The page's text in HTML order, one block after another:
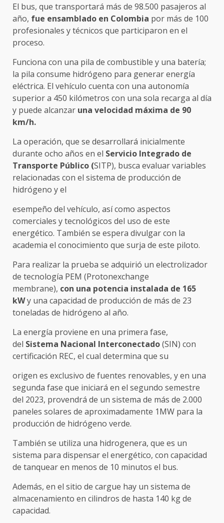
El bus, que transportará más de 98.500 pasajeros al
año, fue ensamblado en Colombia por más de 100
profesionales y técnicos que participaron en el
proceso.
Funciona con una pila de combustible y una batería;
la pila consume hidrógeno para generar energía
eléctrica. El vehículo cuenta con una autonomía
superior a 450 kilómetros con una sola recarga al día
y puede alcanzar una velocidad máxima de 90
km/h.
La operación, que se desarrollará inicialmente
durante ocho años en el Servicio Integrado de
Transporte Público (SITP), busca evaluar variables
relacionadas con el sistema de producción de
hidrógeno y el
esempeño del vehículo, así como aspectos
comerciales y tecnológicos del uso de este
energético. También se espera divulgar con la
academia el conocimiento que surja de este piloto.
Para realizar la prueba se adquirió un electrolizador
de tecnología PEM (Protonexchange
membrane), con una potencia instalada de 165
kWy una capacidad de producción de más de 23
toneladas de hidrógeno al año.
La energía proviene en una primera fase,
del Sistema Nacional Interconectado(SIN) con
certificación REC, el cual determina que su
origen es exclusivo de fuentes renovables, y en una
segunda fase que iniciará en el segundo semestre
del 2023, provendrá de un sistema de más de 2.000
paneles solares de aproximadamente 1MW para la
producción de hidrógeno verde.
También se utiliza una hidrogenera, que es un
sistema para dispensar el energético, con capacidad
de tanquear en menos de 10 minutos el bus.
Además, en el sitio de cargue hay un sistema de
almacenamiento en cilindros de hasta 140 kg de
capacidad.